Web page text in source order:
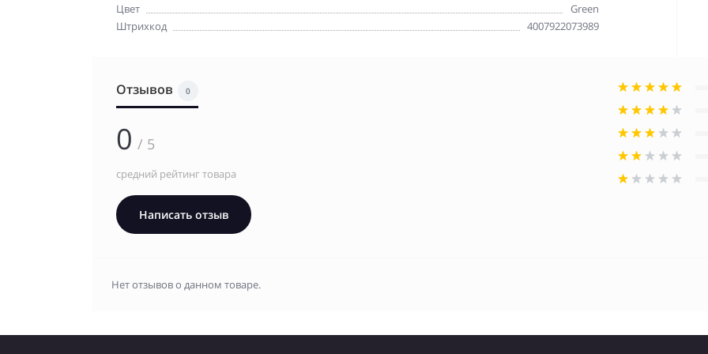
Цвет
Green
Штрихкод
4007922073989
Отзывов 0
0 / 5
средний рейтинг товара
Написать отзыв
Нет отзывов о данном товаре.